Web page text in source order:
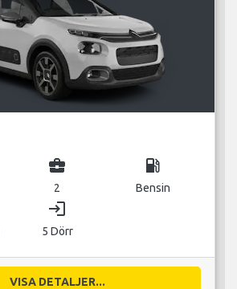
business_center
2
local_gas_station
Bensin
login
5 Dörr
VISA DETALJER...